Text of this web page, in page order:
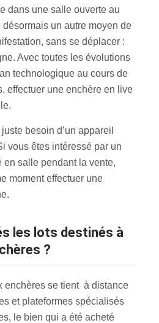
dans une salle ouverte au
un autre moyen de
sans se déplacer :
Avec toutes les évolutions
technologique au cours de
effectuer une enchère en live
besoin d’un appareil
vous êtes intéressé par un
en salle pendant la vente,
moment effectuer une
?
enchères se tient à distance
et plateformes spécialisés
le bien qui a été acheté